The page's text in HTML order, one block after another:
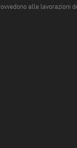
alle lavorazioni